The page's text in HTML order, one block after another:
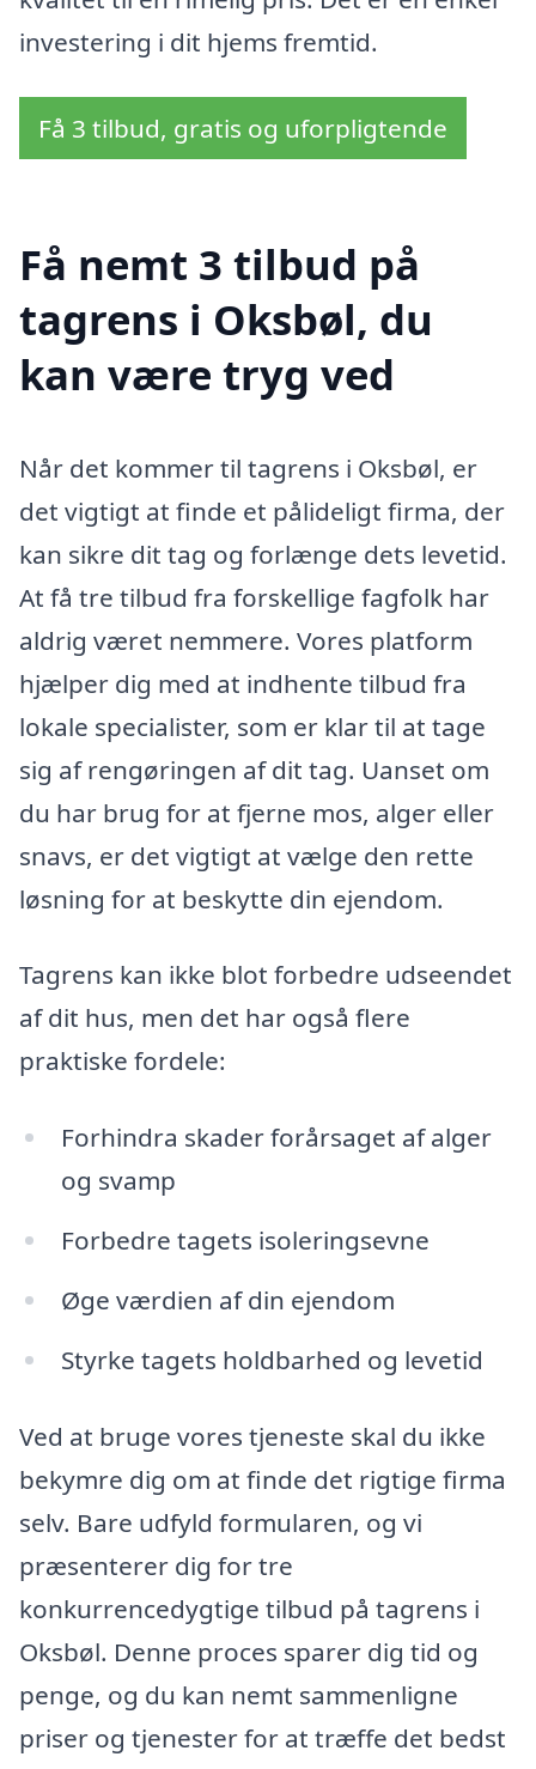
investering i dit hjems fremtid.
Få 3 tilbud, gratis og uforpligtende
Få nemt 3 tilbud på
tagrens i Oksbøl, du
kan være tryg ved
Når det kommer til tagrens i Oksbøl, er
det vigtigt at finde et pålideligt firma, der
kan sikre dit tag og forlænge dets levetid.
At få tre tilbud fra forskellige fagfolk har
aldrig været nemmere. Vores platform
hjælper dig med at indhente tilbud fra
lokale specialister, som er klar til at tage
sig af rengøringen af dit tag. Uanset om
du har brug for at fjerne mos, alger eller
snavs, er det vigtigt at vælge den rette
løsning for at beskytte din ejendom.
Tagrens kan ikke blot forbedre udseendet
af dit hus, men det har også flere
praktiske fordele:
Forhindra skader forårsaget af alger
og svamp
Forbedre tagets isoleringsevne
Øge værdien af din ejendom
Styrke tagets holdbarhed og levetid
Ved at bruge vores tjeneste skal du ikke
bekymre dig om at finde det rigtige firma
selv. Bare udfyld formularen, og vi
præsenterer dig for tre
konkurrencedygtige tilbud på tagrens i
Oksbøl. Denne proces sparer dig tid og
penge, og du kan nemt sammenligne
priser og tjenester for at træffe det bedst